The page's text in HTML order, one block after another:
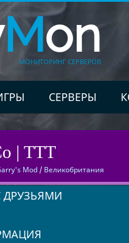
Mon
МОНИТОРИНГ СЕРВЕРОВ
СЕРВЕРЫ
| TTT
Mod/ Великобритания
ДРУЗЬЯМИ